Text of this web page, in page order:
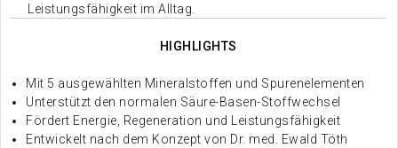
Leistungsfähigkeit im Alltag.
HIGHLIGHTS
Mit 5 ausgewählten Mineralstoffen und Spurenelementen
Unterstützt den normalen Säure-Basen-Stoffwechsel
Fördert Energie, Regeneration und Leistungsfähigkeit
Entwickelt nach dem Konzept von Dr. med. Ewald Töth